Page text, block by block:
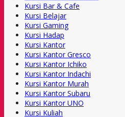
Kursi Bar & Cafe
Kursi Belajar
Kursi Gaming
Kursi Hadap
Kursi Kantor
Kursi Kantor Gresco
Kursi Kantor Ichiko
Kursi Kantor Indachi
Kursi Kantor Murah
Kursi Kantor Subaru
Kursi Kantor UNO
Kursi Kuliah